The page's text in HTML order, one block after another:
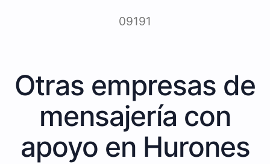
09191
Otras empresas de
mensajería con
apoyo en Hurones